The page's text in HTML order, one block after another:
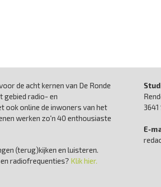
de acht kernen van De Ronde
gebied radio- en
ook online de inwoners van het
werken zo'n 40 enthousiaste
(terug)kijken en luisteren.
radiofrequenties? Klik hier.
E-